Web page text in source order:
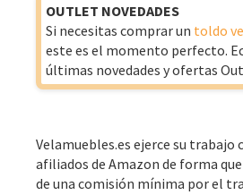
OUTLET NOVEDADES
Si necesitas comprar un toldo
este es el momento perfecto.
últimas novedades y ofertas
Velamuebles.es ejerce su trabajo
afiliados de Amazon de forma
de una comisión mínima por el